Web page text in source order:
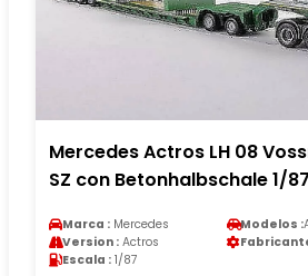
Mercedes Actros LH 08
SZ con Betonhalbschale 1/
Marca : Mercedes Modelos :
Version : Actros
Escala : 1/87